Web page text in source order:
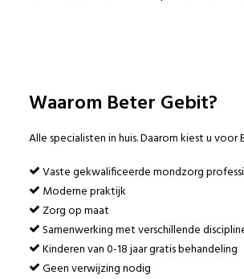
Waarom Beter Gebit?
Alle specialisten in huis. Daarom kiest u
Vaste gekwalificeerde mondzorg
Moderne praktijk
Zorg op maat
Samenwerking met verschillende
Kinderen van 0-18 jaar gratis behandeling
Geen verwijzing nodig